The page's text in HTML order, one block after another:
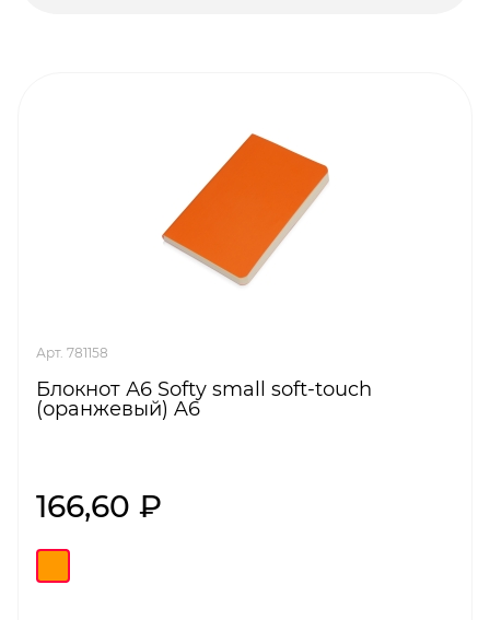
Арт. 781158
Блокнот А6 Softy small soft-touch
(оранжевый) A6
166,60 ₽